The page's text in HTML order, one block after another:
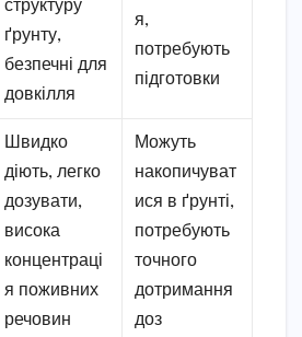
структуру
ґрунту,
безпечні для
довкілля
я,
потребують
підготовки
Швидко
діють, легко
дозувати,
висока
концентраці
я поживних
речовин
Можуть
накопичуват
ися в ґрунті,
потребують
точного
дотримання
доз